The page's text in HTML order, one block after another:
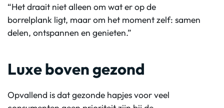
“Het draait niet alleen om wat er opde
borrelplank ligt, maar om het moment zelf: samen
delen, ontspannen en genieten.”
Luxe boven gezond
Opvallend is dat gezonde hapjes voor veel